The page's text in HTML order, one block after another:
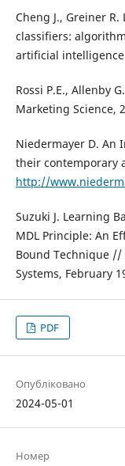
Cheng J., Greiner
classifiers:
artificial intelligence
Rossi P.E., Allenby
Marketing Science,
Niedermayer D. An
their contemporary
http://
Suzuki J. Learning
MDL Principle: An
Bound Technique //
Systems, February
PDF
Опубліковано
2024-05-01
Номер